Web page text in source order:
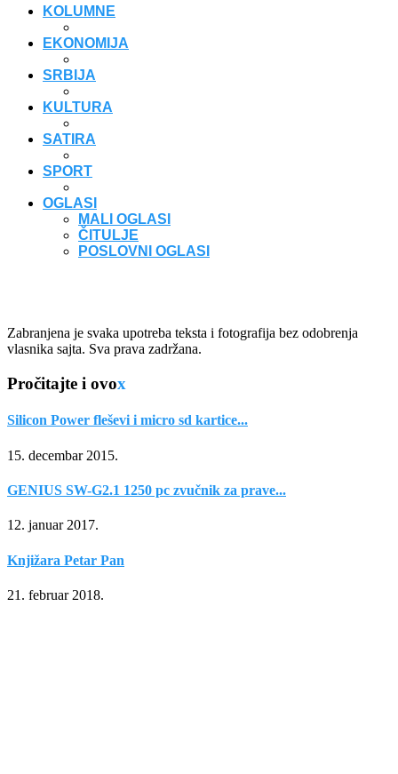
KOLUMNE
EKONOMIJA
SRBIJA
KULTURA
SATIRA
SPORT
OGLASI
MALI OGLASI
ČITULJE
POSLOVNI OGLASI
Zabranjena je svaka upotreba teksta i fotografija bez odobrenja
vlasnika sajta. Sva prava zadržana.
Pročitajte i ovox
Silicon Power fleševi i micro sd kartice...
15. decembar 2015.
GENIUS SW-G2.1 1250 pc zvučnik za prave...
12. januar 2017.
Knjižara Petar Pan
21. februar 2018.